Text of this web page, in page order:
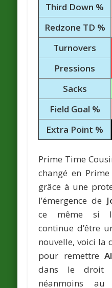
Third Down %
Redzone TD %
Turnovers
Pressions
Sacks
Field Goal %
Extra Point %
Prime Time
changé en
grâce à une
l’émergence de
ce même si
continue d’être
nouvelle, voici la
pour remettre
dans le droit
néanmoins